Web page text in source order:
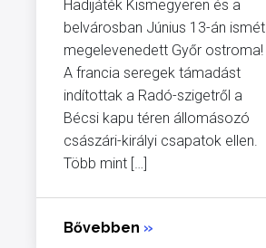
Hadijáték Kismegyeren és a
belvárosban Június 13-án ismét
megelevenedett Győr ostroma!
A francia seregek támadást
indítottak a Radó-szigetről a
Bécsi kapu téren állomásozó
császári-királyi csapatok ellen.
Több mint […]
Bővebben »